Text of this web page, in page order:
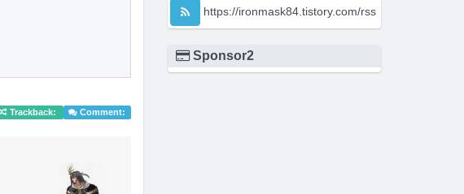
Trackback: Comment:
https://ironmask84.tistory.com/rss
Sponsor2